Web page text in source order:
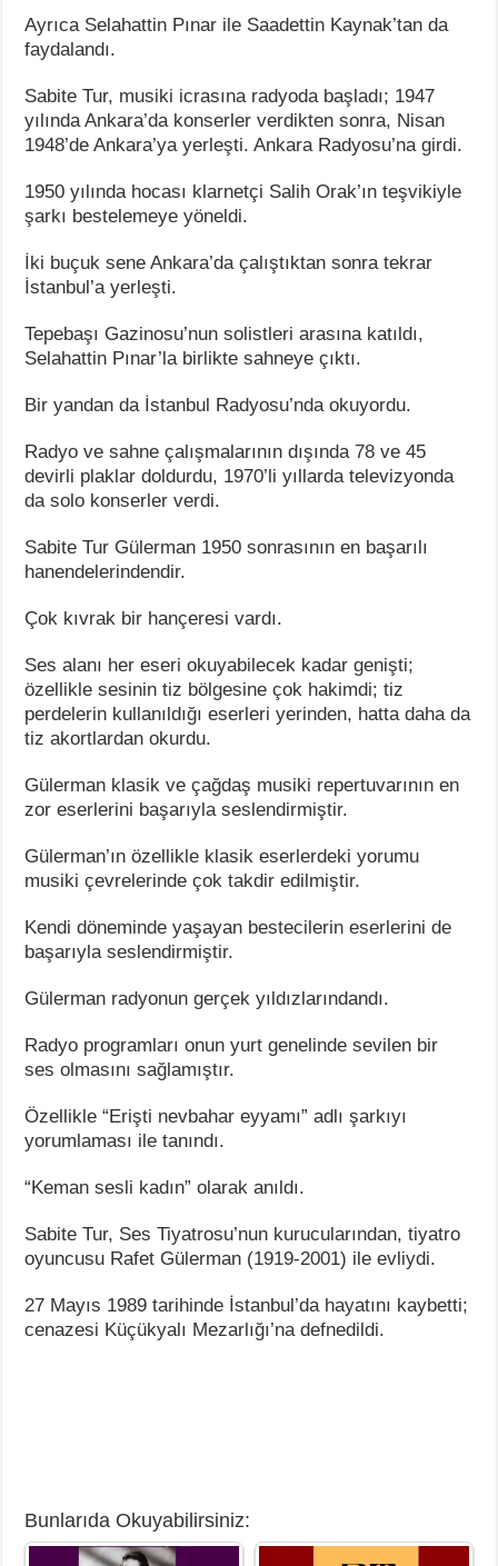
Ayrıca Selahattin Pınar ile Saadettin Kaynak’tan da
faydalandı.
Sabite Tur, musiki icrasına radyoda başladı; 1947
yılında Ankara’da konserler verdikten sonra, Nisan
1948’de Ankara’ya yerleşti. Ankara Radyosu’na girdi.
1950 yılında hocası klarnetçi Salih Orak’ın teşvikiyle
şarkı bestelemeye yöneldi.
İki buçuk sene Ankara’da çalıştıktan sonra tekrar
İstanbul’a yerleşti.
Tepebaşı Gazinosu’nun solistleri arasına katıldı,
Selahattin Pınar’la birlikte sahneye çıktı.
Bir yandan da İstanbul Radyosu’nda okuyordu.
Radyo ve sahne çalışmalarının dışında 78 ve 45
devirli plaklar doldurdu, 1970’li yıllarda televizyonda
da solo konserler verdi.
Sabite Tur Gülerman 1950 sonrasının en başarılı
hanendelerindendir.
Çok kıvrak bir hançeresi vardı.
Ses alanı her eseri okuyabilecek kadar genişti;
özellikle sesinin tiz bölgesine çok hakimdi; tiz
perdelerin kullanıldığı eserleri yerinden, hatta daha da
tiz akortlardan okurdu.
Gülerman klasik ve çağdaş musiki repertuvarının en
zor eserlerini başarıyla seslendirmiştir.
Gülerman’ın özellikle klasik eserlerdeki yorumu
musiki çevrelerinde çok takdir edilmiştir.
Kendi döneminde yaşayan bestecilerin eserlerini de
başarıyla seslendirmiştir.
Gülerman radyonun gerçek yıldızlarındandı.
Radyo programları onun yurt genelinde sevilen bir
ses olmasını sağlamıştır.
Özellikle “Erişti nevbahar eyyamı” adlı şarkıyı
yorumlaması ile tanındı.
“Keman sesli kadın” olarak anıldı.
Sabite Tur, Ses Tiyatrosu’nun kurucularından, tiyatro
oyuncusu Rafet Gülerman (1919-2001) ile evliydi.
27 Mayıs 1989 tarihinde İstanbul’da hayatını kaybetti;
cenazesi Küçükyalı Mezarlığı’na defnedildi.
Bunlarıda Okuyabilirsiniz: